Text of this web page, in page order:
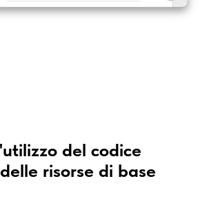
del codice
risorse di base